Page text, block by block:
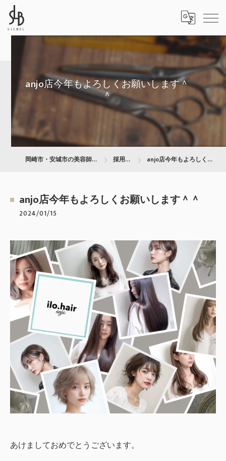
anjo店今年もよろしくお願いします＾
＾
岡崎市・安城市の美容師は株式会社SILBEL 採用ブログ anjo店今年もよろしくお願いします＾＾
anjo店今年もよろしくお願いします＾＾
2024/01/15
あけましておめでとうございます。